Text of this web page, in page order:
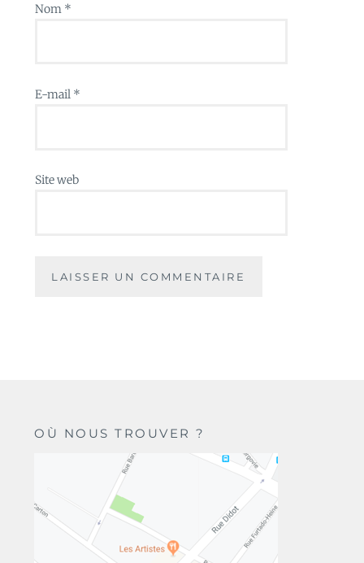
Nom *
E-mail *
Site web
OÙ NOUS TROUVER ?